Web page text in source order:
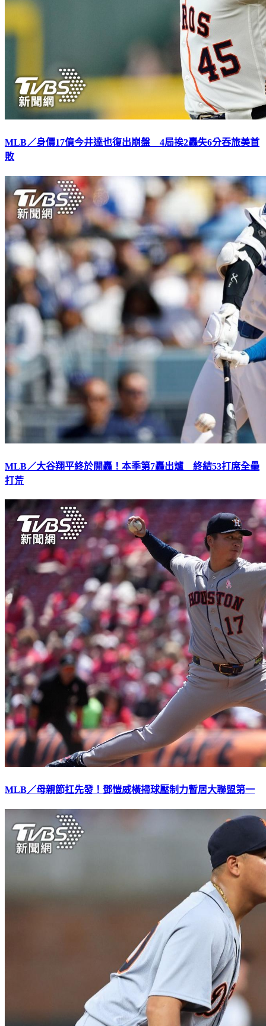
MLB／身價17億今井達也復出崩盤 4局挨2轟失6分吞旅美首
敗
MLB／大谷翔平終於開轟！本季第7轟出爐 終結53打席全壘
打荒
MLB／母親節扛先發！鄧愷威橫掃球壓制力暫居大聯盟第一